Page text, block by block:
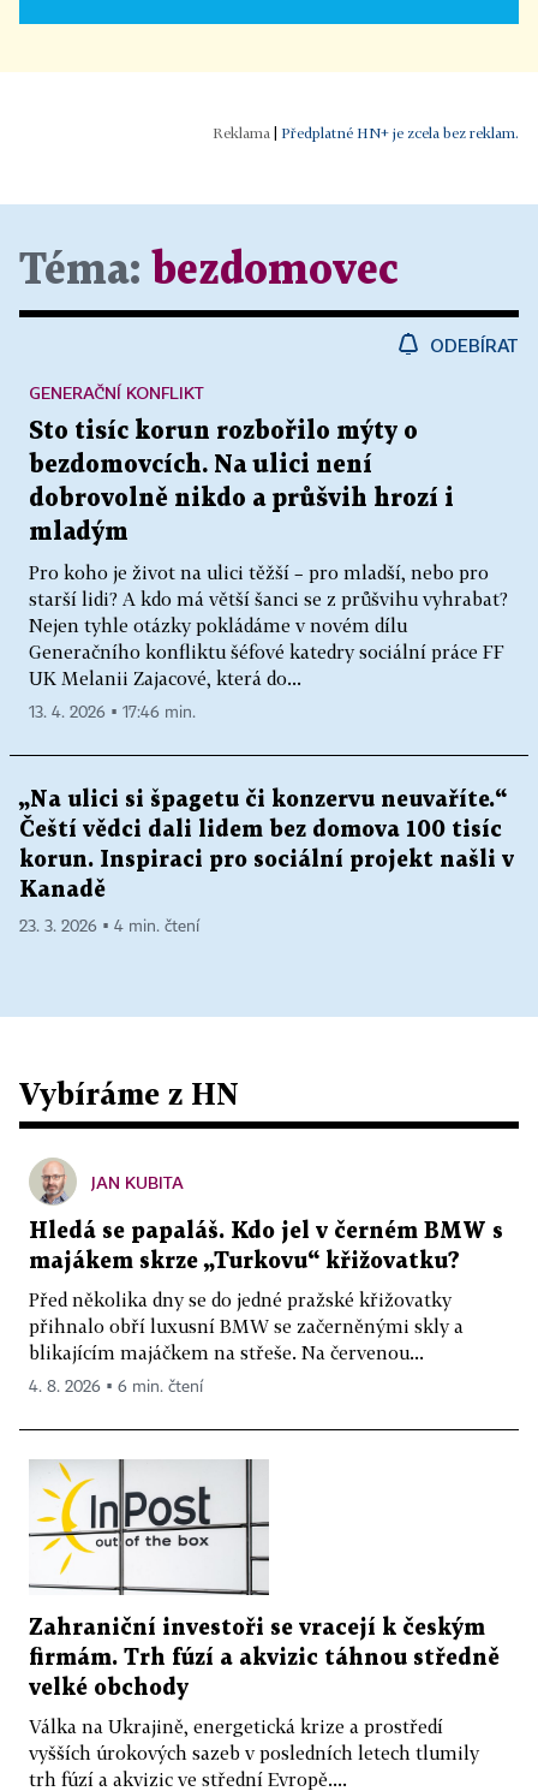
Předplatné HN+ je zcela bez reklam.
Téma: bezdomovec
ODEBÍRAT
Sto tisíc korun rozbořilo mýty o
bezdomovcích. Na ulici není
dobrovolně nikdo a průšvih hrozí i
mladým
Pro koho je život na ulici těžší – pro mladší, nebo pro
starší lidi? A kdo má větší šanci se z průšvihu vyhrabat?
Nejen tyhle otázky pokládáme v novém dílu
Generačního konfliktu šéfové katedry sociální práce FF
UK Melanii Zajacové, která do...
GENERAČNÍ KONFLIKT
13. 4. 2026 ▪ 17:46 min.
„Na ulici si špagetu či konzervu neuvaříte.“
Čeští vědci dali lidem bez domova 100 tisíc
korun. Inspiraci pro sociální projekt našli v
Kanadě
23. 3. 2026 ▪ 4 min. čtení
Vybíráme z HN
JAN KUBITA
Hledá se papaláš. Kdo jel v černém BMW s
majákem skrze „Turkovu“ křižovatku?
Před několika dny se do jedné pražské křižovatky
přihnalo obří luxusní BMW se začerněnými skly a
blikajícím majáčkem na střeše. Na červenou...
4. 8. 2026 ▪ 6 min. čtení
Zahraniční investoři se vracejí k českým
firmám. Trh fúzí a akvizic táhnou středně
velké obchody
Válka na Ukrajině, energetická krize a prostředí
vyšších úrokových sazeb v posledních letech tlumily
trh fúzí a akvizic ve střední Evropě....